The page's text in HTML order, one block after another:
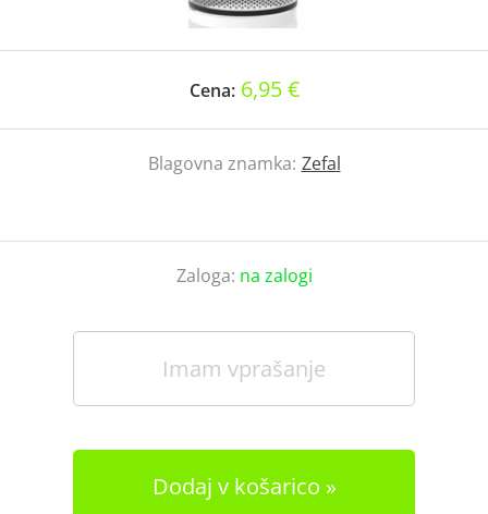
Cena: 6,95 €
Blagovna znamka: Zefal
Zaloga: na zalogi
Imam vprašanje
Dodaj v košarico